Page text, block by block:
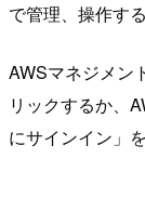
で管理、操作す
AWSマネジメン
リックするか、
にサインイン」